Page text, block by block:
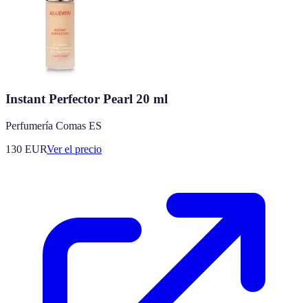
Instant Perfector Pearl 20 ml
Perfumería Comas ES
130 EURVer el precio